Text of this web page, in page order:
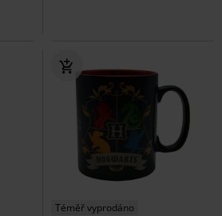
Téměř vyprodáno